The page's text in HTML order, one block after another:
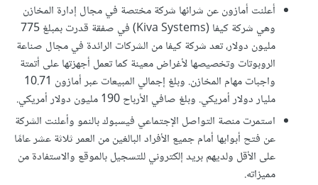
أعلنت أمازون عن شرائها شركة مختصة في مجال إدارة المخازن
وهي شركة كيفا (Kiva Systems) في صفقة قدرت بمبلغ 775
مليون دولار، تعد شركة كيفا من الشركات الرائدة في مجال صناعة
الروبوتات وتخصيصها لأغراض معينة كما تعمل أجهزتها على أتمتة
واجبات مهام المخازن. وبلغ إجمالي المبيعات عبر أمازون 10.71
مليار دولار أمريكي. وبلغ صافي الأرباح 190 مليون دولار أمريكي.
استمرت منصة التواصل الإجتماعي فيسبوك بالنمو وأعلنت الشركة
عن فتح أبوابها أمام جميع الأفراد البالغين من العمر ثلاثة عشر عامًا
على الأقل ولديهم بريد إلكتروني للتسجيل بالموقع والاستفادة من
مميزاته.